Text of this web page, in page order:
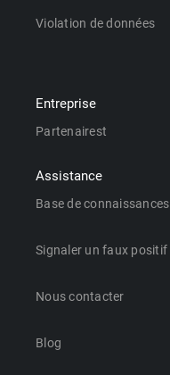
Violation de données
Entreprise
Partenairest
Assistance
Base de connaissances
Signaler un faux positif
Nous contacter
Blog